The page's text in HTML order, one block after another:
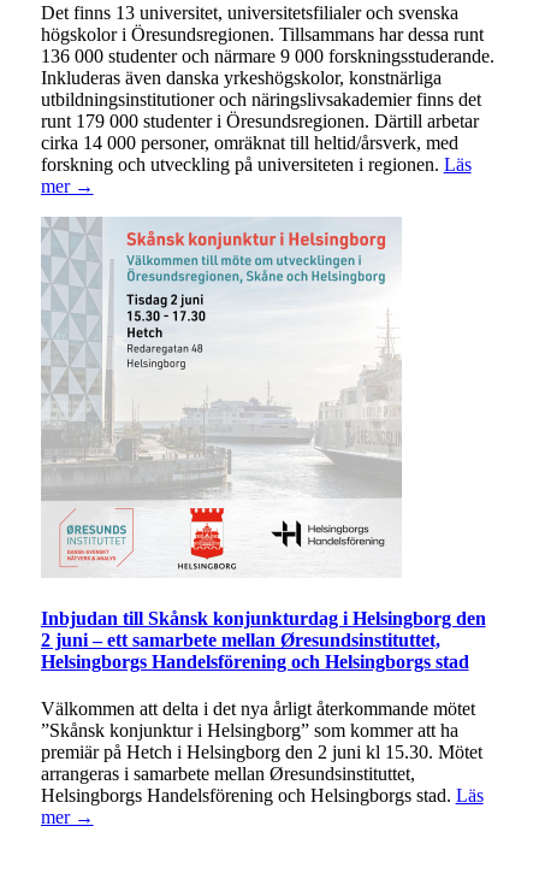
Det finns 13 universitet, universitetsfilialer och svenska
högskolor i Öresundsregionen. Tillsammans har dessa runt
136 000 studenter och närmare 9 000 forskningsstuderande.
Inkluderas även danska yrkeshögskolor, konstnärliga
utbildningsinstitutioner och näringslivsakademier finns det
runt 179 000 studenter i Öresundsregionen. Därtill arbetar
cirka 14 000 personer, omräknat till heltid/årsverk, med
forskning och utveckling på universiteten i regionen. Läs
mer →
Inbjudan till Skånsk konjunkturdag i Helsingborg den
2 juni – ett samarbete mellan Øresundsinstituttet,
Helsingborgs Handelsförening och Helsingborgs stad
Välkommen att delta i det nya årligt återkommande mötet
”Skånsk konjunktur i Helsingborg” som kommer att ha
premiär på Hetch i Helsingborg den 2 juni kl 15.30. Mötet
arrangeras i samarbete mellan Øresundsinstituttet,
Helsingborgs Handelsförening och Helsingborgs stad. Läs
mer →